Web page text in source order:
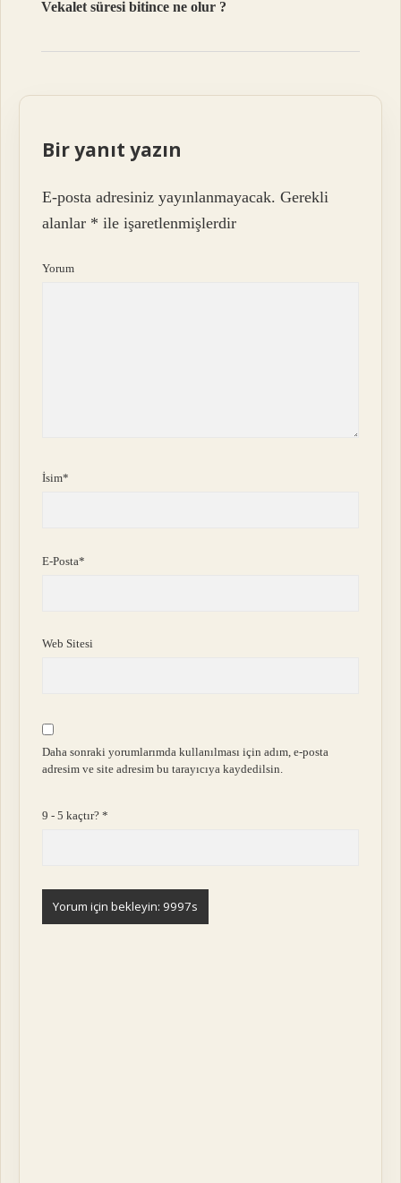
Vekalet süresi bitince ne olur ?
Bir yanıt yazın
E-posta adresiniz yayınlanmayacak. Gerekli
alanlar * ile işaretlenmişlerdir
Yorum
İsim*
E-Posta*
Web Sitesi
Daha sonraki yorumlarımda kullanılması için adım, e-posta
adresim ve site adresim bu tarayıcıya kaydedilsin.
9 - 5 kaçtır?*